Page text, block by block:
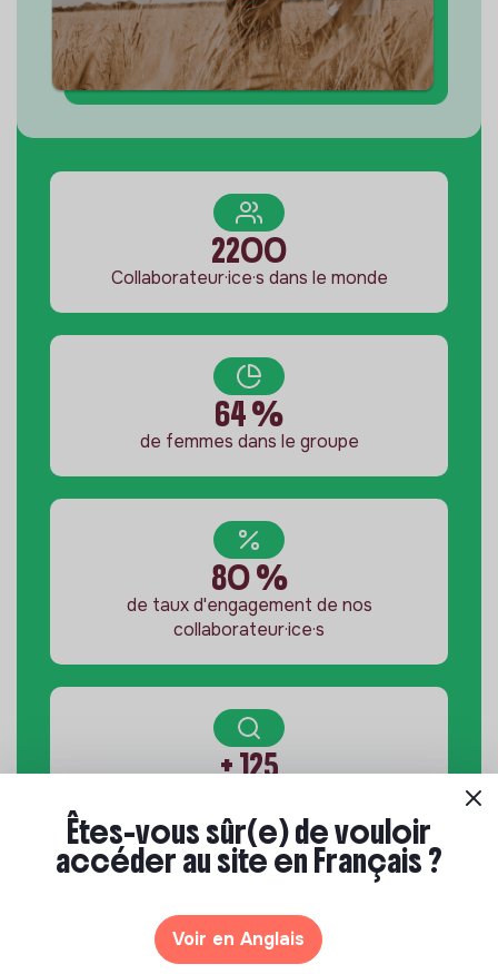
2200
Collaborateur·ice·s dans le monde
64 %
de femmes dans le groupe
80 %
de taux d'engagement de nos
collaborateur·ice·s
+ 125
comité d'évaluation des prestations
+ 90 %
Êtes-vous sûr(e) de vouloir
accéder au site en Français ?
Voir en Anglais